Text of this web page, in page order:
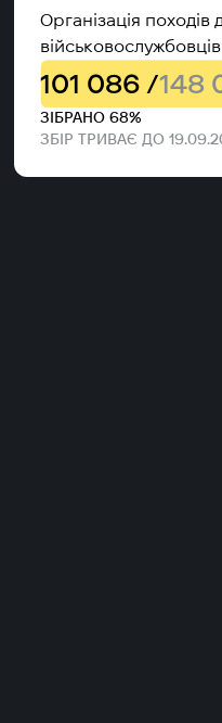
Організація походів
101 086 /148
ЗІБРАНО 68%
ЗБІР ТРИВАЄ ДО